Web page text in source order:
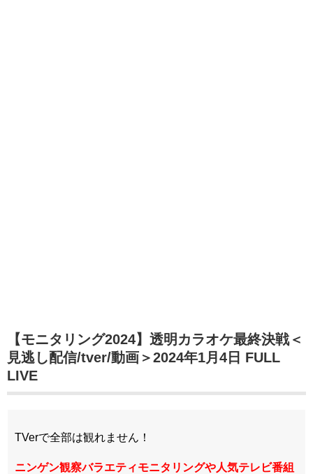
【モニタリング2024】透明カラオケ最終決戦＜
見逃し配信/tver/動画＞2024年1月4日 FULL
LIVE
TVerで全部は観れません！
ニンゲン観察バラエティモニタリングや人気テレビ番組